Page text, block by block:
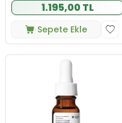
1.195,00 TL
Sepete Ekle